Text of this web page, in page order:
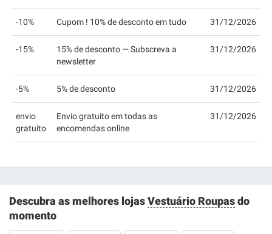
-10% Cupom ! 10% de desconto em tudo 31/12/2026
-15%
15% de desconto — Subscreva a
newsletter
31/12/2026
-5% 5% de desconto 31/12/2026
envio
gratuito
Envio gratuito em todas as
encomendas online
31/12/2026
Descubra as melhores lojasVestuário Roupasdo
momento